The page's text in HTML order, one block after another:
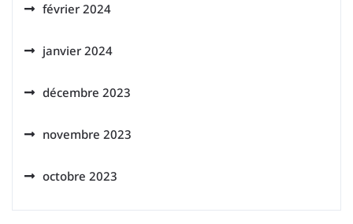
février 2024
janvier 2024
décembre 2023
novembre 2023
octobre 2023